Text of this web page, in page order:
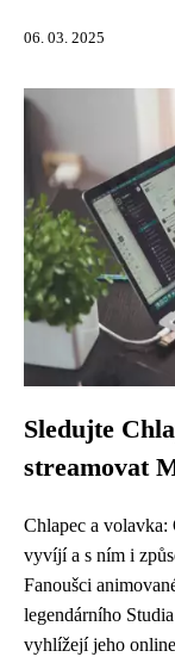
06. 03. 2025
Sledujte
streamovat
Chlapec a volavka:
vyvíjí a s ním i
Fanoušci
legendárního
vyhlížejí jeho